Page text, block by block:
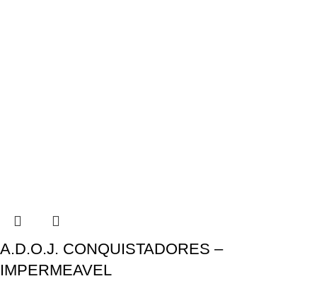
A.D.O.J. CONQUISTADORES –
IMPERMEAVEL